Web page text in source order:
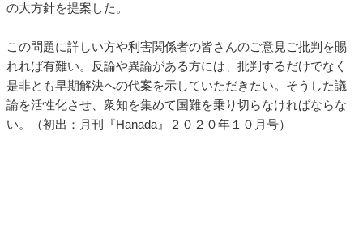
の大方針を提案した。
この問題に詳しい方や利害関係者の皆さんのご意見ご批判を賜
れれば有難い。反論や異論がある方には、批判するだけでなく
是非とも早期解決への代案を示していただきたい。そうした議
論を活性化させ、衆知を集めて国難を乗り切らなければならな
い。（初出：月刊『Hanada』２０２０年１０月号）